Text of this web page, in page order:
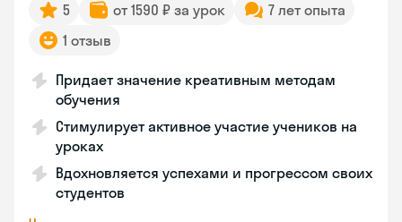
5 от 1590 ₽ за урок
7 лет опыта
1 отзыв
Придает значение креативным методам
обучения
Стимулирует активное участие учеников на
уроках
Вдохновляется успехами и прогрессом своих
студентов